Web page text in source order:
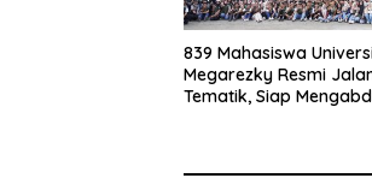
839 Mahasiswa
Megarezky Resmi
Tematik, Siap